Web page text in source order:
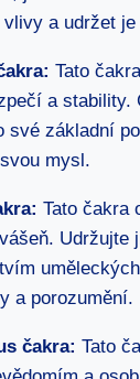
a udržet
Tato
a
své základní
mysl.
Tato čakra
Udržujte
a porozumění.
čakra: Tato